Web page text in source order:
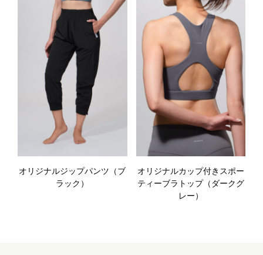
オリジナルジップパンツ（ブ
ラック）
オリジナルカップ付きスポー
ティーブラトップ（ダークグ
レー）